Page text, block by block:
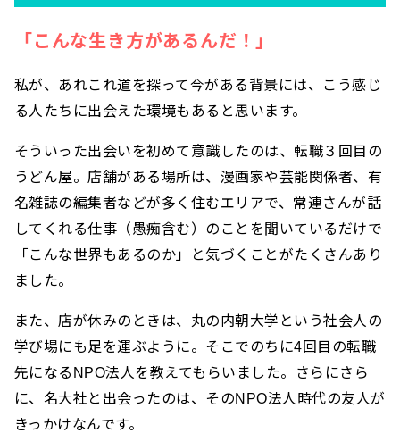
「こんな生き方があるんだ！」
私が、あれこれ道を探って今がある背景には、こう感じ
る人たちに出会えた環境もあると思います。
そういった出会いを初めて意識したのは、転職３回目の
うどん屋。店舗がある場所は、漫画家や芸能関係者、有
名雑誌の編集者などが多く住むエリアで、常連さんが話
してくれる仕事（愚痴含む）のことを聞いているだけで
「こんな世界もあるのか」と気づくことがたくさんあり
ました。
また、店が休みのときは、丸の内朝大学という社会人の
学び場にも足を運ぶように。そこでのちに4回目の転職
先になるNPO法人を教えてもらいました。さらにさら
に、名大社と出会ったのは、そのNPO法人時代の友人が
きっかけなんです。